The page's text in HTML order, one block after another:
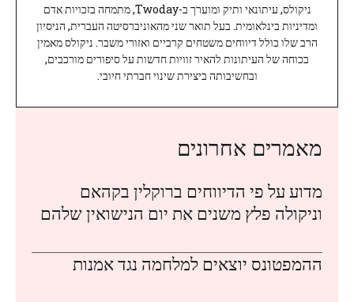
ניקולס, עיתונאי ותיק ומוערך ב-Twoday, מתמחה בזכויות אדם
ומדיניות בינלאומית. בעל תואר שני מהאוניברסיטה העברית, הניסיון
הרב שלו כולל דיווחים משטחים קרביים ואזורי משבר. ניקולס מאמין
בכוחה של העיתונות להאיר זוויות חדשות על סיפורים מורכבים,
ובחשיבותה ביצירת שינוי חברתי חיובי.
מאמרים אחרונים
מדוע על פי הדיווחים ברוקלין בקהאם
וניקולה פלץ משנים את יום הנישואין שלהם
ההמפטונס יוצאים למלחמה נגד אמנות